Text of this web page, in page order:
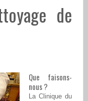
de
Que faisons-
nous ?
La Clinique du